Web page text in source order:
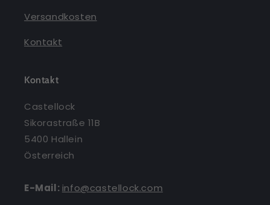
Versandkosten
Kontakt
Kontakt
Castellock
Sikorastraße 11B
5400 Hallein
Österreich
E-Mail: info@castellock.com